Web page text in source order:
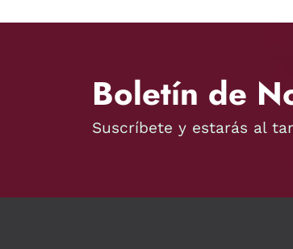
Boletín de
Suscríbete y estarás al